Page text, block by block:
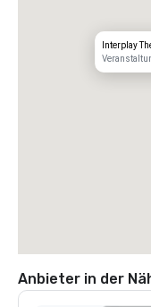
Interplay
Anbieter in der